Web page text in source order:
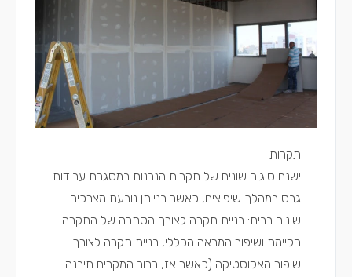
תקרות
ישנם סוגים שונים של תקרות הנבנות במסגרת עבודות
גבס במהלך שיפוצים, כאשר בנייתן נובעת מצרכים
שונים בבית: בניית תקרה לצורך הסתרה של התקרה
הקיימת ושיפור המראה הכללי, בניית תקרה לצורך
שיפור האקוסטיקה (כאשר אז, ברוב המקרים תיבנה